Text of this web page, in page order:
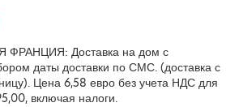
Доставка на дом с
даты доставки по СМС. (доставка с
Цена 6,58 евро без учета НДС для
включая налоги.